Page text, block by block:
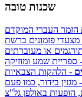
שכנות טובה
הזמר העברי המוקדם
מצעדי פזמונים ברשת
או מעוברתים
- ספריית שמע ומוזיקה
- הלהקות הצבאיות
- מגזין בידור, כמו פעם
הופעות באולפן גל"צ